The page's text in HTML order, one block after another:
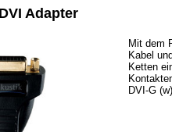
Adapter
Mit dem
Kabel
Ketten
DVI-G (w).